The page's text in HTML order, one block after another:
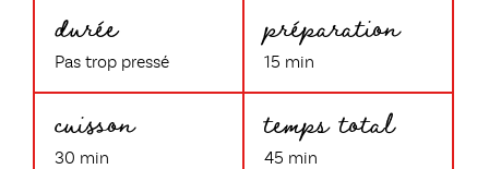
durée
Pas trop pressé
préparation
15 min
cuisson
30 min
temps total
45 min